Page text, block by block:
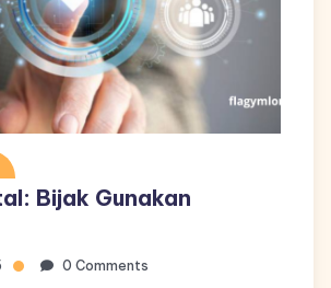
Bijak Gunakan
0 Comments